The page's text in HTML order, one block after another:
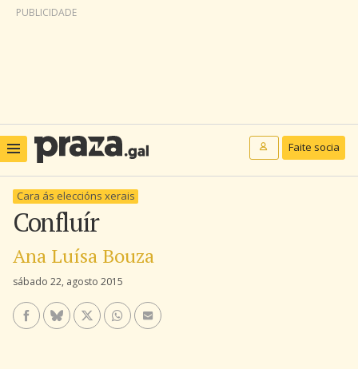
PUBLICIDADE
Faite socia
Cara ás eleccións xerais
Confluír
Ana Luísa Bouza
sábado 22, agosto 2015
Facebook
BlueskyTwitter/XWhatsAppEnviar un e-mail